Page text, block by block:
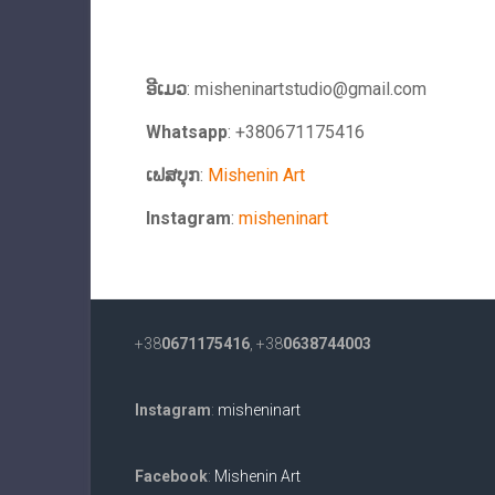
ອີເມວ: misheninartstudio@gmail.com
Whatsapp: +380671175416
ເຟສບຸກ: Mishenin Art
Instagram: misheninart
+380671175416 , +380638744003
Instagram: misheninart
Facebook: Mishenin Art